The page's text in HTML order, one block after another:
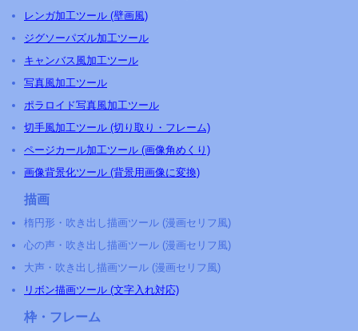
レンガ加工ツール (壁画風)
ジグソーパズル加工ツール
キャンバス風加工ツール
写真風加工ツール
ポラロイド写真風加工ツール
切手風加工ツール (切り取り・フレーム)
ページカール加工ツール (画像角めくり)
画像背景化ツール (背景用画像に変換)
描画
楕円形・吹き出し描画ツール (漫画セリフ風)
心の声・吹き出し描画ツール (漫画セリフ風)
大声・吹き出し描画ツール (漫画セリフ風)
リボン描画ツール (文字入れ対応)
枠・フレーム